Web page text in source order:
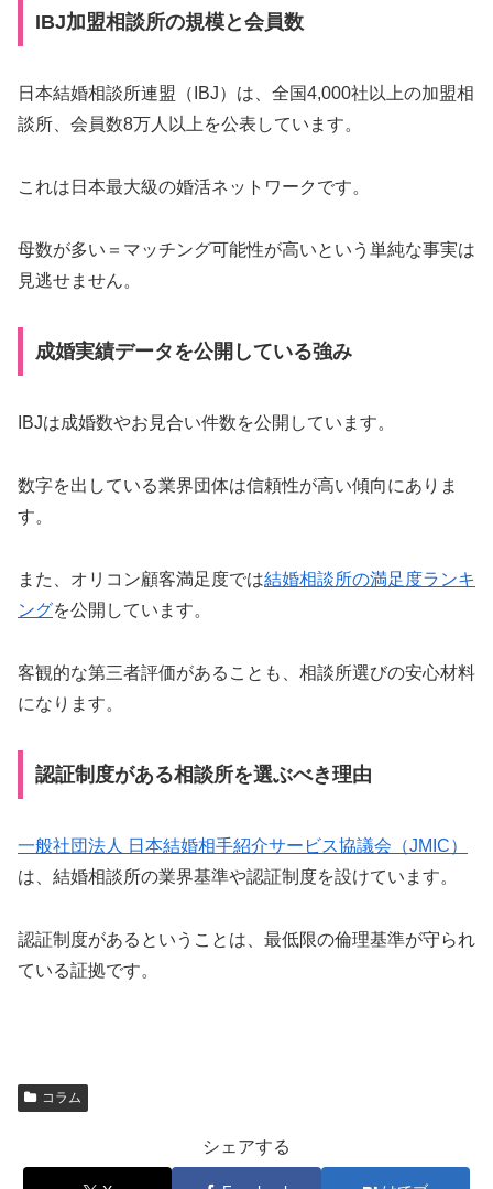
IBJ加盟相談所の規模と会員数
日本結婚相談所連盟（IBJ）は、全国4,000社以上の加盟相
談所、会員数8万人以上を公表しています。
これは日本最大級の婚活ネットワークです。
母数が多い＝マッチング可能性が高いという単純な事実は
見逃せません。
成婚実績データを公開している強み
IBJは成婚数やお見合い件数を公開しています。
数字を出している業界団体は信頼性が高い傾向にありま
す。
また、オリコン顧客満足度では結婚相談所の満足度ランキ
ングを公開しています。
客観的な第三者評価があることも、相談所選びの安心材料
になります。
認証制度がある相談所を選ぶべき理由
一般社団法人 日本結婚相手紹介サービス協議会（JMIC）
は、結婚相談所の業界基準や認証制度を設けています。
認証制度があるということは、最低限の倫理基準が守られ
ている証拠です。
コラム
シェアする